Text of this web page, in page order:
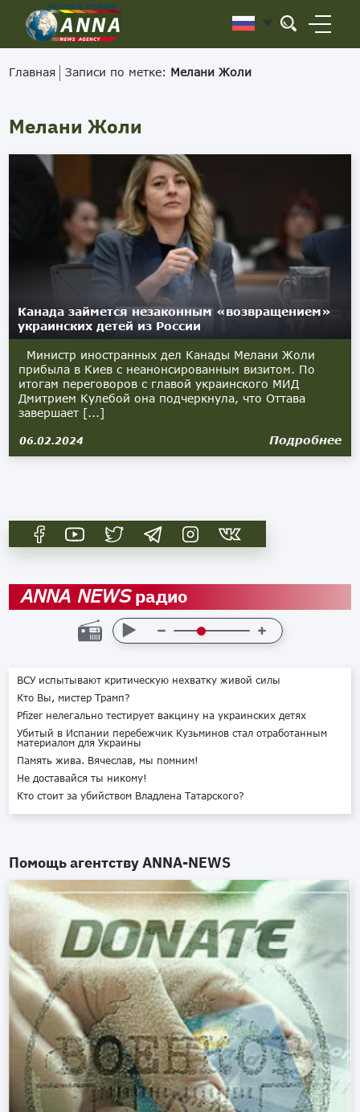
Главная Записи по метке: Мелани Жоли
Мелани Жоли
Канада займется незаконным «возвращением»
украинских детей из России
Министр иностранных дел Канады Мелани Жоли
прибыла в Киев c неанонсированным визитом. По
итогам переговоров с главой украинского МИД
Дмитрием Кулебой она подчеркнула, что Оттава
завершает [...]
06.02.2024 Подробнее
ANNA NEWSрадио
ВСУ испытывают критическую нехватку живой силы
Кто Вы, мистер Трамп?
Pfizer нелегально тестирует вакцину на украинских детях
Убитый в Испании перебежчик Кузьминов стал отработанным
материалом для Украины
Память жива. Вячеслав, мы помним!
Не доставайся ты никому!
Кто стоит за убийством Владлена Татарского?
Помощь агентствуANNA-NEWS